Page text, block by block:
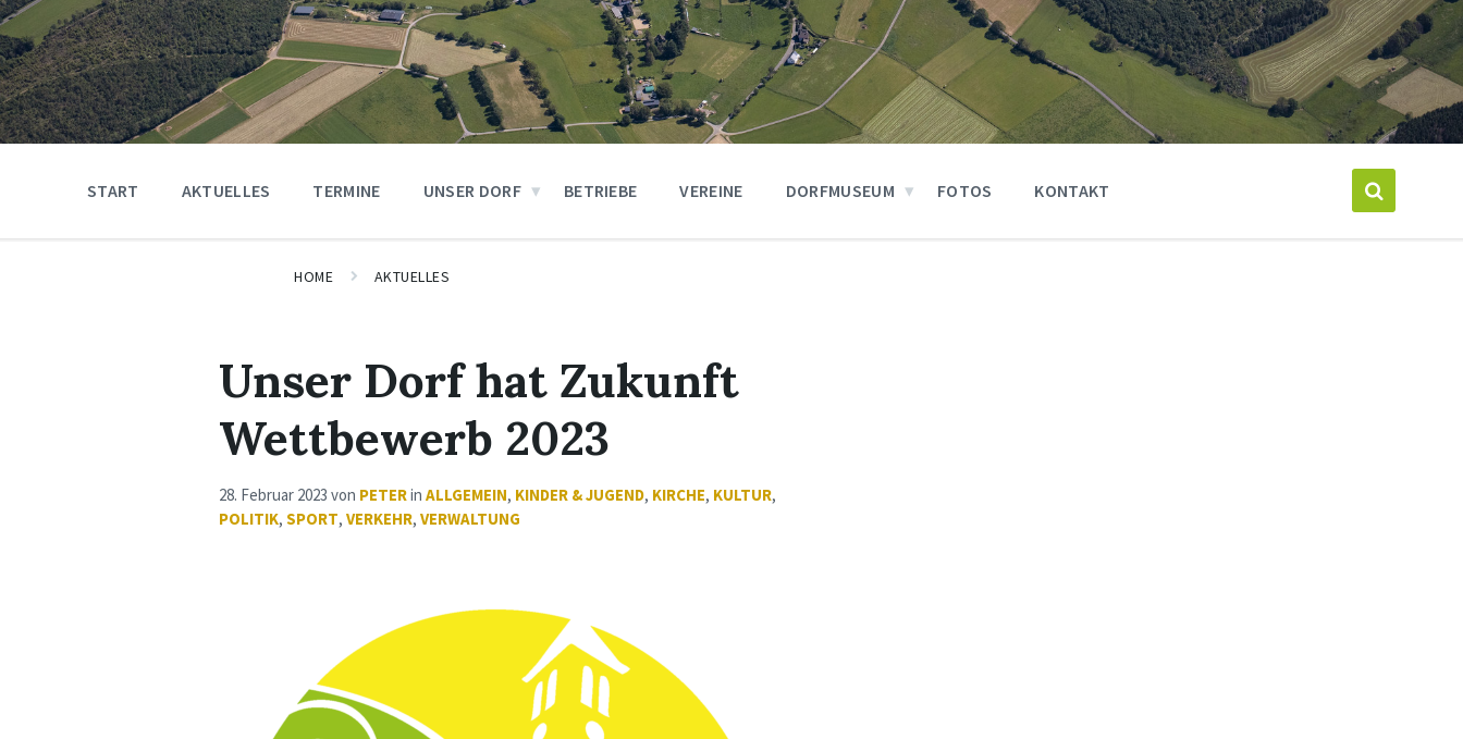
START AKTUELLES TERMINE UNSER DORF BETRIEBE VEREINE DORFMUSEUM FOTOS KONTAKT
HOME AKTUELLES
Unser Dorf hat Zukunft
Wettbewerb 2023
28. Februar 2023 von PETERin ALLGEMEIN, KINDER & JUGEND, KIRCHE, KULTUR,
POLITIK, SPORT, VERKEHR, VERWALTUNG